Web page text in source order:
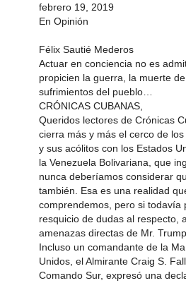
febrero 19, 2019
En Opinión
Félix Sautié Mederos
Actuar en conciencia no es
propicien la guerra, la muerte
sufrimientos del pueblo…
CRÓNICAS CUBANAS,
Queridos lectores de Crónicas
cierra más y más el cerco de
y sus acólitos con los Estados
la Venezuela Bolivariana, que
nunca deberíamos considerar
también. Esa es una realidad
comprendemos, pero si todavía
resquicio de dudas al respecto,
amenazas directas de Mr.
Incluso un comandante de la
Unidos, el Almirante Craig S.
Comando Sur, expresó una